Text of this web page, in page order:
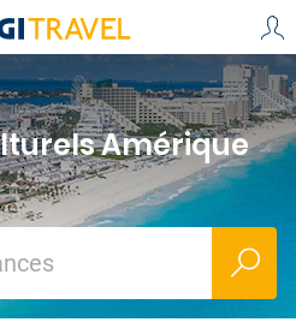
Amérique